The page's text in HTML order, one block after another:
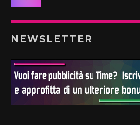
NEWSLETTER